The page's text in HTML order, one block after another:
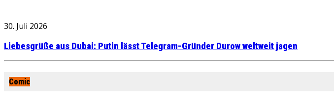
30. Juli 2026
Liebesgrüße aus Dubai: Putin lässt Telegram-Gründer Durow weltweit jagen
Comic